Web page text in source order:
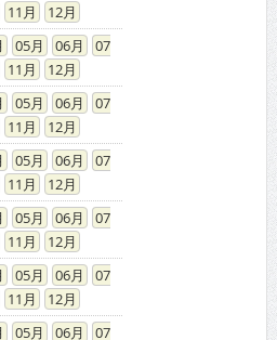
11
12
05 06
07
11
12
05 06
07
11
12
05 06
07
11
12
05 06
07
11
12
05 06
07
11
12
05 06
07